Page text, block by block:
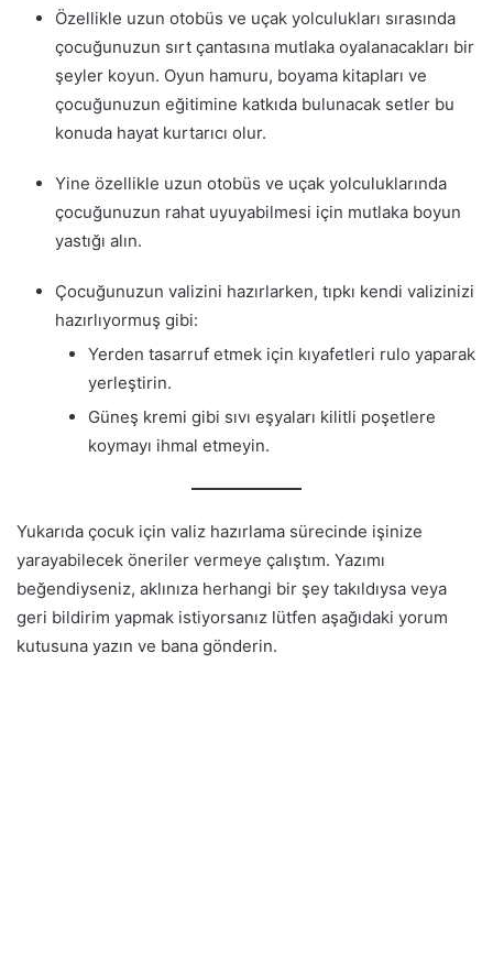
Özellikle uzun otobüs ve uçak yolculukları sırasında
çocuğunuzun sırt çantasına mutlaka oyalanacakları bir
şeyler koyun. Oyun hamuru, boyama kitapları ve
çocuğunuzun eğitimine katkıda bulunacak setler bu
konuda hayat kurtarıcı olur.
Yine özellikle uzun otobüs ve uçak yolculuklarında
çocuğunuzun rahat uyuyabilmesi için mutlaka boyun
yastığı alın.
Çocuğunuzun valizini hazırlarken, tıpkı kendi valizinizi
hazırlıyormuş gibi:
Yerden tasarruf etmek için kıyafetleri rulo yaparak
yerleştirin.
Güneş kremi gibi sıvı eşyaları kilitli poşetlere
koymayı ihmal etmeyin.
Yukarıda çocuk için valiz hazırlama sürecinde işinize
yarayabilecek öneriler vermeye çalıştım. Yazımı
beğendiyseniz, aklınıza herhangi bir şey takıldıysa veya
geri bildirim yapmak istiyorsanız lütfen aşağıdaki yorum
kutusuna yazın ve bana gönderin.